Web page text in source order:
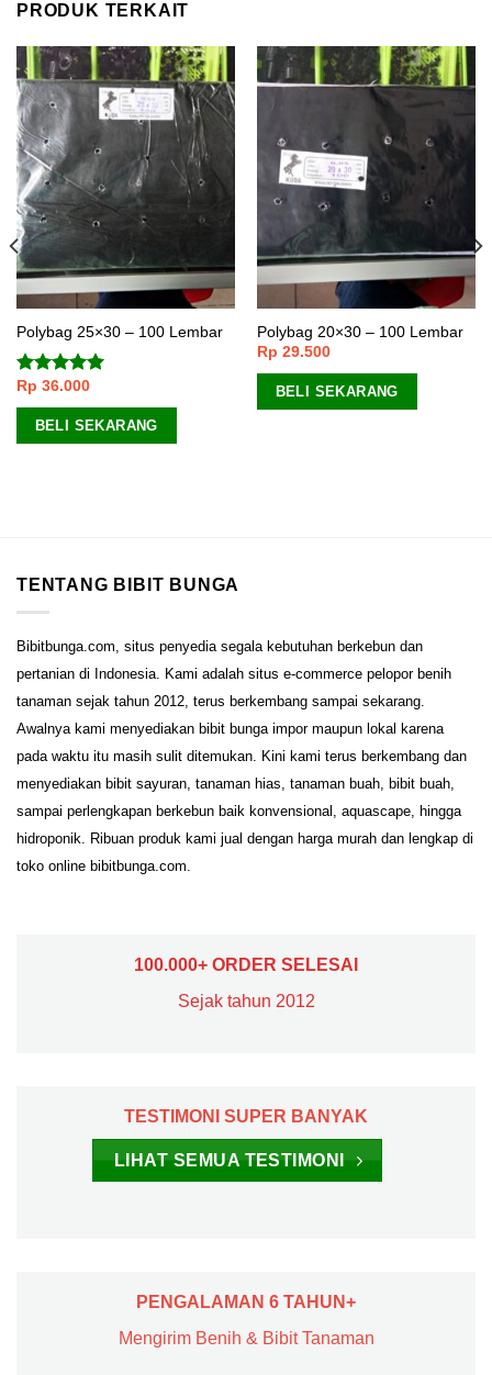
PRODUK TERKAIT
Polybag 25×30 – 100 Lembar
Dinilai5.00
dari 5
Rp 36.000
BELI SEKARANG
Polybag 20×30 – 100 Lembar
Rp 29.500
BELI SEKARANG
TENTANG BIBIT BUNGA
Bibitbunga.com, situs penyedia segala kebutuhan berkebun dan
pertanian di Indonesia. Kami adalah situs e-commerce pelopor benih
tanaman sejak tahun 2012, terus berkembang sampai sekarang.
Awalnya kami menyediakan bibit bunga impor maupun lokal karena
pada waktu itu masih sulit ditemukan. Kini kami terus berkembang dan
menyediakan bibit sayuran, tanaman hias, tanaman buah, bibit buah,
sampai perlengkapan berkebun baik konvensional, aquascape, hingga
hidroponik. Ribuan produk kami jual dengan harga murah dan lengkap di
toko online bibitbunga.com.
100.000+ ORDER SELESAI
Sejak tahun 2012
TESTIMONI SUPER BANYAK
LIHAT SEMUA TESTIMONI
PENGALAMAN 6 TAHUN+
Mengirim Benih & Bibit Tanaman